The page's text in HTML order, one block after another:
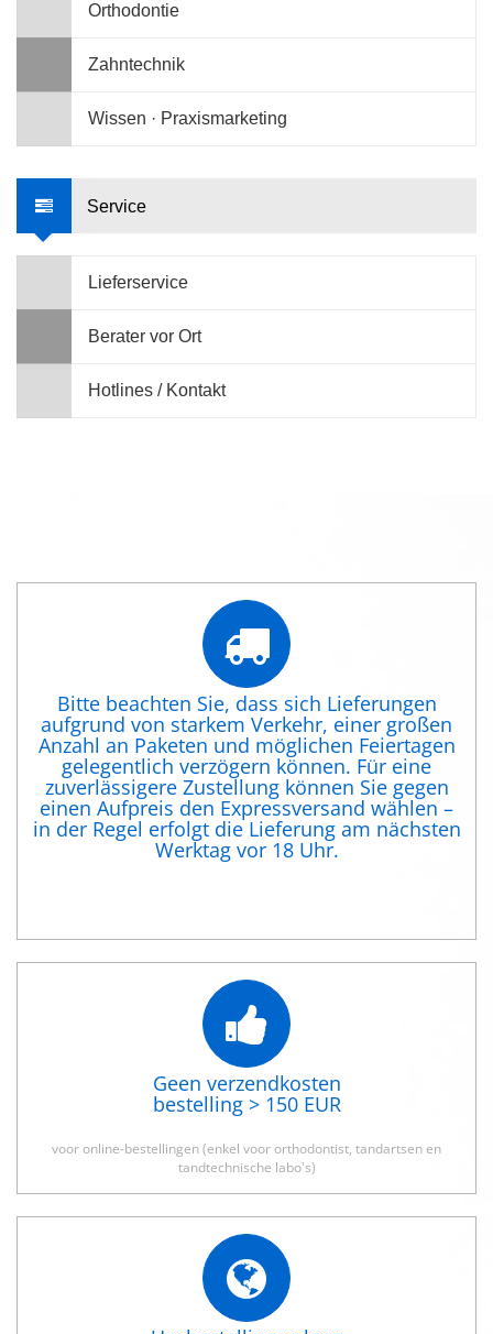
Orthodontie
Zahntechnik
Wissen · Praxismarketing
Service
Lieferservice
Berater vor Ort
Hotlines / Kontakt
Bitte beachten Sie, dass sich Lieferungen
aufgrund von starkem Verkehr, einer großen
Anzahl an Paketen und möglichen Feiertagen
gelegentlich verzögern können. Für eine
zuverlässigere Zustellung können Sie gegen
einen Aufpreis den Expressversand wählen –
in der Regel erfolgt die Lieferung am nächsten
Werktag vor 18 Uhr.
Geen verzendkosten
bestelling > 150 EUR
voor online-bestellingen (enkel voor orthodontist, tandartsen en
tandtechnische labo's)